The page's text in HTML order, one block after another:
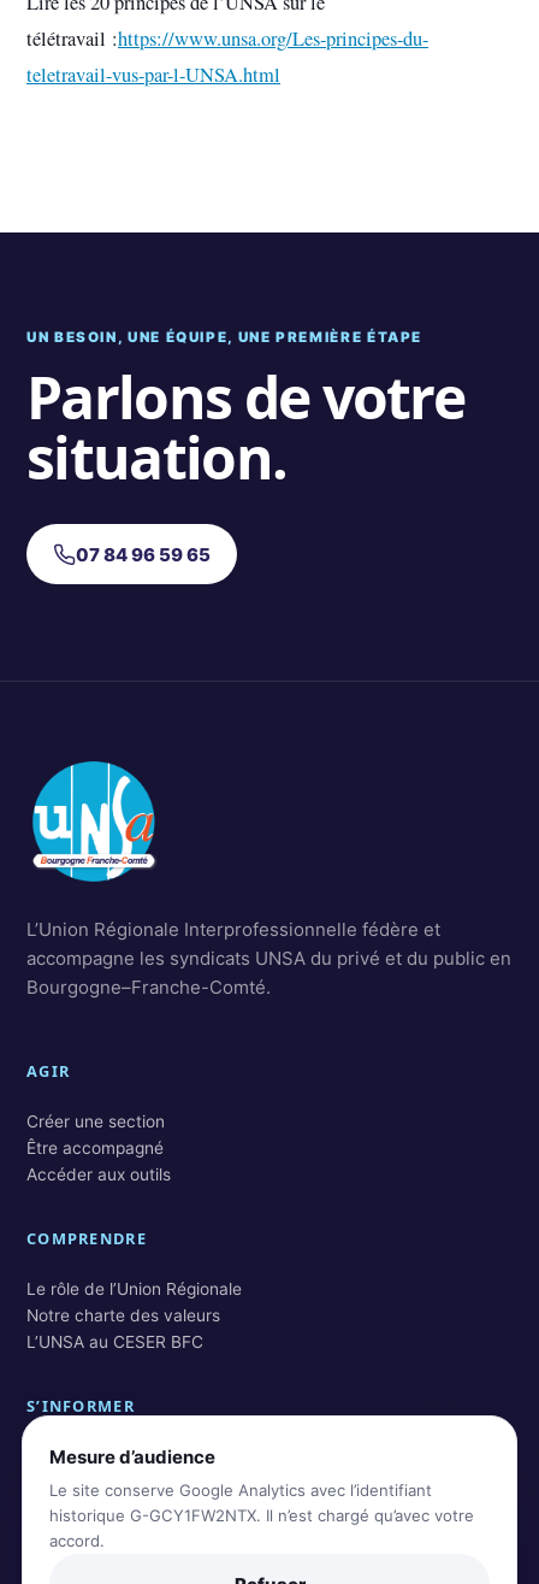
télétravail :https://www.unsa.org/Les-principes-du-
teletravail-vus-par-l-UNSA.html
UN BESOIN, UNE ÉQUIPE, UNE PREMIÈRE ÉTAPE
Parlons de votre
situation.
07 84 96 59 65
L’Union Régionale Interprofessionnelle fédère et
accompagne les syndicats UNSA du privé et du public en
Bourgogne–Franche-Comté.
AGIR
Créer une section
Être accompagné
Accéder aux outils
COMPRENDRE
Le rôle de l’Union Régionale
Notre charte des valeurs
L’UNSA au CESER BFC
S’INFORMER
Actualités BFC
Actualités nationales
Rechercher dans les archives
Mesure d’audience
Le site conserve Google Analytics avec l’identifiant
historique G-GCY1FW2NTX. Il n’est chargé qu’avec votre
accord.